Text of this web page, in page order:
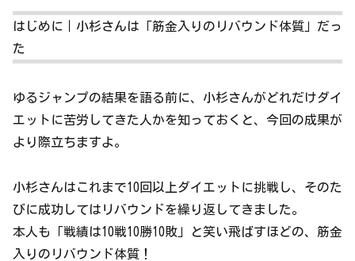
はじめに｜小杉さんは「筋金入りのリバウンド体質」だっ
た
ゆるジャンプの結果を語る前に、小杉さんがどれだけダイ
エットに苦労してきた人かを知っておくと、今回の成果が
より際立ちますよ。
小杉さんはこれまで10回以上ダイエットに挑戦し、そのた
びに成功してはリバウンドを繰り返してきました。
本人も「戦績は10戦10勝10敗」と笑い飛ばすほどの、筋金
入りのリバウンド体質！